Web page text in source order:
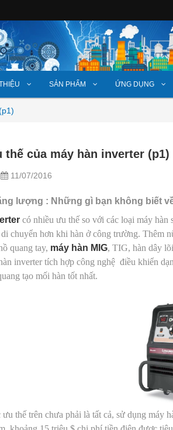
SẢN PHẨM ỨNG DỤNG
thế của máy hàn inverter (p1)
11/07/2016
lượng : Những gì bạn không biết
có nhiều ưu thế so với các loại máy hàn
chuyển hơn khi hàn ở công trường. Thêm
quang tay, máy hàn MIG, TIG, hàn dây
inverter tích hợp công nghệ điều khiển
tạo mối hàn tốt nhất.
thế trên chưa phải là tất cả, sử dụng máy